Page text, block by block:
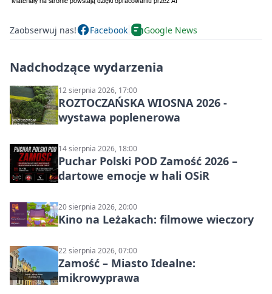
Zaobserwuj nas! Facebook Google News
Nadchodzące wydarzenia
12 sierpnia 2026, 17:00
ROZTOCZAŃSKA WIOSNA 2026 -
wystawa poplenerowa
14 sierpnia 2026, 18:00
Puchar Polski POD Zamość 2026 –
dartowe emocje w hali OSiR
20 sierpnia 2026, 20:00
Kino na Leżakach: filmowe wieczory
22 sierpnia 2026, 07:00
Zamość – Miasto Idealne:
mikrowyprawa